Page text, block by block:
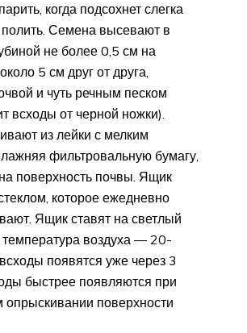
когда подсохнет слегка
полить. Семена высевают в
не более 0,5 см на
5 см друг от друга,
и чуть речным песком
всходы от черной ножки).
из лейки с мелким
фильтровальную бумагу,
поверхность почвы. Ящик
которое ежедневно
Ящик ставят на светлый
температура воздуха — 20-
появятся уже через 3
быстрее появляются при
поверхности